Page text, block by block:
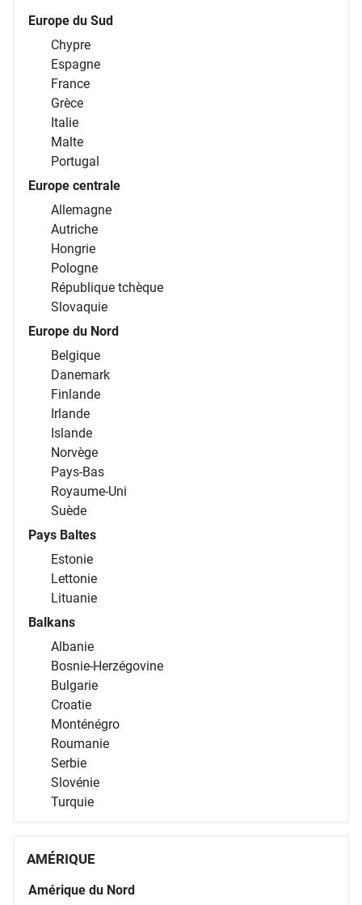
Europe du Sud
Chypre
Espagne
France
Grèce
Italie
Malte
Portugal
Europe centrale
Allemagne
Autriche
Hongrie
Pologne
République tchèque
Slovaquie
Europe du Nord
Belgique
Danemark
Finlande
Irlande
Islande
Norvège
Pays-Bas
Royaume-Uni
Suède
Pays Baltes
Estonie
Lettonie
Lituanie
Balkans
Albanie
Bosnie-Herzégovine
Bulgarie
Croatie
Monténégro
Roumanie
Serbie
Slovénie
Turquie
AMÉRIQUE
Amérique du Nord